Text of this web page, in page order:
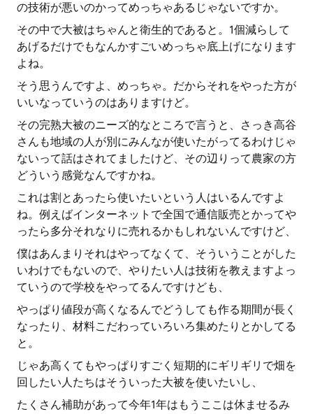
の技術が悪いのかってめっちゃあるじゃないですか。
その中で大被はちゃんと衛生的であると。1個減らして
あげるだけでもなんかすごいめっちゃ底上げになります
よね。
そう思うんですよ、めっちゃ。だからそれをやった方が
いいなっていうのはありますけど。
その完熟大被のニーズ的なところで言うと、さっき高谷
さんも地域の人が別にみんなが使いたがってるわけじゃ
ないって話はされてましたけど、その辺りって農家の方
どういう感覚なんですかね。
これは割とあったら使いたいという人はいるんですよ
ね。例えばインターネットで全国で通信販売とかってや
ったら多分それなりに売れるかもしれないんですけど、
僕はあんまりそれはやってなくて、そういうことがした
いわけでもないので、やりたい人は技術を教えますよっ
ていうので学校をやってるんですけども、
やっぱり値段が高くなるんでどうしても作る期間が長く
なったり、材料こだわっていろいろ集めたりとかしてる
と。
じゃあ高くてもやっぱりすごく短期的にギリギリで畑を
回したい人たちはそういった大被を使いたいし、
たくさん補助があって今年1年はもうここは休ませるみ